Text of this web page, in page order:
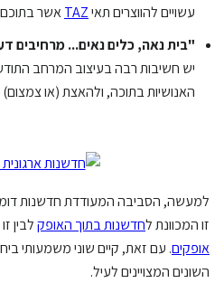
עשויים להווצרים תאיTAZאשר
"בית נאה, כלים נאים... מרחיבים
יש חשיבות רבה בעיצוב המרחב
האנושיות בתוכה, ולהאצת (או
למעשה, הסביבה המעודדת חדשנות
זו המכוונת לחדשנות בתוך האופקלבין
אופקים. עם זאת, קיים שוני משמעותי
השונים המצויינים לעיל.